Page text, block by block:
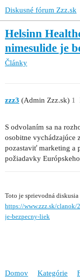
Diskusné fórum Zzz.sk
Helsinn
nimesulide je
Články
zzz3 (Admin Zzz.sk) 1
S odvolaním sa na
osobitne vychádzajúce
pozastaviť marketing a
požiadavky
Toto je sprievodná
https://www.zzz.sk/clanok/
je-bezpecny-liek
Domov Kategórie